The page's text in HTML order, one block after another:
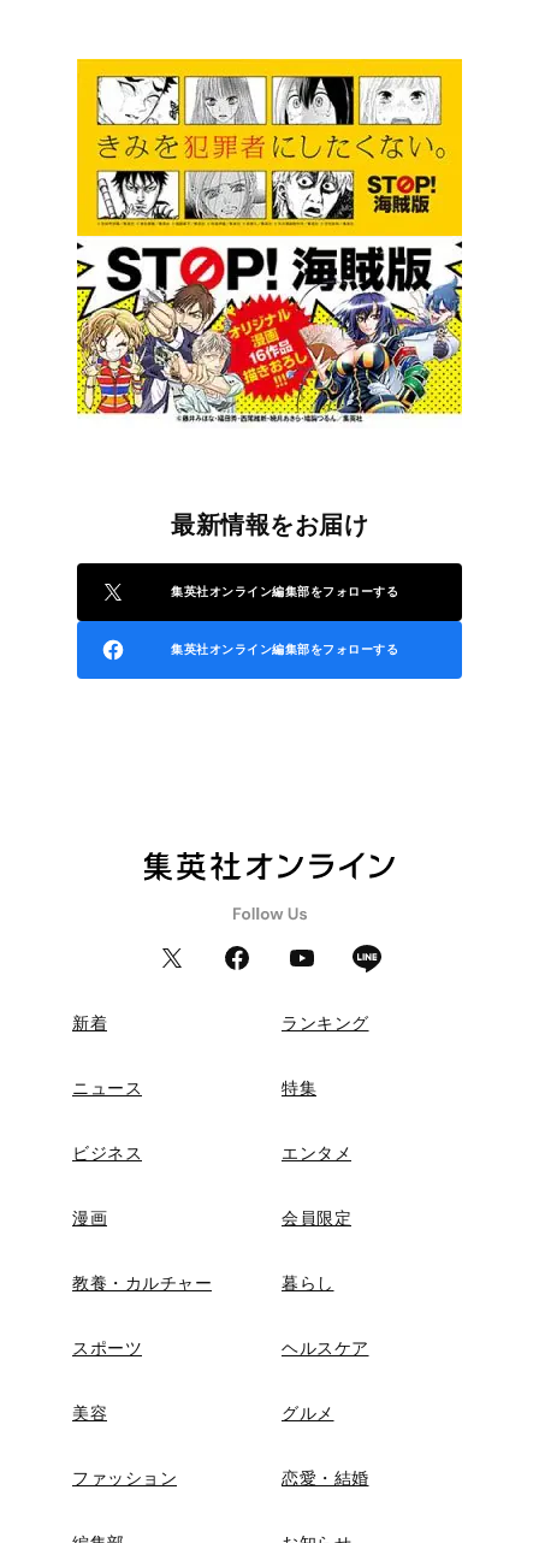
最新情報をお届け
集英社オンライン編集部をフォローする
集英社オンライン編集部をフォローする
新着 ランキング
ニュース 特集
ビジネス エンタメ
漫画 会員限定
教養・カルチャー 暮らし
スポーツ ヘルスケア
美容 グルメ
ファッション 恋愛・結婚